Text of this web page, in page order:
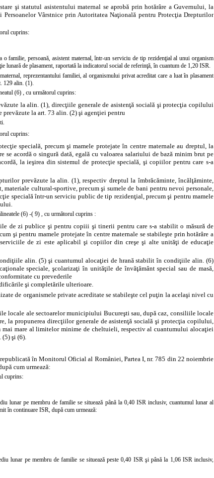
şi statutul asistentului maternal se aprobă prin hotărâre a Guvernului, la
Vârstnice prin Autoritatea Naţională pentru Protecţia Drepturilor
cuprins:
familie, persoană, asistent maternal, într-un serviciu de tip rezidenţial al unui organism
lunară de plasament, raportată la indicatorul social de referinţă, în cuantum de 1,20 ISR.
reprezentantului familiei, al organismului privat acreditat care a luat în plasament
129 alin. (1).
(6) , cu următorul cuprins:
la alin. (1), direcţiile generale de asistenţă socială şi protecţia copilului
prevăzute la art. 73 alin. (2) şi agenţiei pentru
cuprins:
specială, precum şi mamele protejate în centre maternale au dreptul, la
se acordă o singură dată, egală cu valoarea salariului de bază minim brut pe
la ieşirea din sistemul de protecţie specială, şi copiilor pentru care s-a
prevăzute la alin. (1), respectiv dreptul la îmbrăcăminte, încălţăminte,
cultural-sportive, precum şi sumele de bani pentru nevoi personale,
specială într-un serviciu public de tip rezidenţial, precum şi pentru mamele
(6) -( 9) , cu următorul cuprins :
de zi publice şi pentru copiii şi tinerii pentru care s-a stabilit o măsură de
şi pentru mamele protejate în centre maternale se stabileşte prin hotărâre a
de zi este aplicabil şi copiilor din creşe şi alte unităţi de educaţie
alin. (5) şi cuantumul alocaţiei de hrană stabilit în condiţiile alin. (6)
speciale, şcolarizaţi în unităţile de învăţământ special sau de masă,
cu prevederile
şi completările ulterioare.
de organismele private acreditate se stabileşte cel puţin la acelaşi nivel cu
locale ale sectoarelor municipiului Bucureşti sau, după caz, consiliile locale
la propunerea direcţiilor generale de asistenţă socială şi protecţia copilului,
mare al limitelor minime de cheltuieli, respectiv al cuantumului alocaţiei
şi (6).
în Monitorul Oficial al României, Partea I, nr. 785 din 22 noiembrie
cum urmează:
cuprins:
lunar pe membru de familie se situează până la 0,40 ISR inclusiv, cuantumul lunar al
în continuare ISR, după cum urmează:
lunar pe membru de familie se situează peste 0,40 ISR şi până la 1,06 ISR inclusiv,